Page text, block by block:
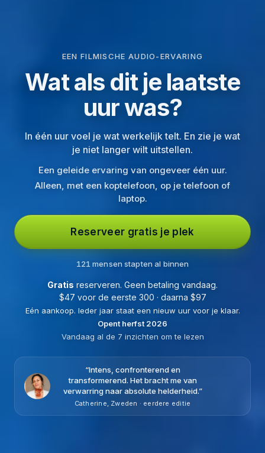
EEN FILMISCHE AUDIO-ERVARING
Wat als dit je laatste
uur was?
In één uur voel je wat werkelijk telt. En zie je wat
je niet langer wilt uitstellen.
Een geleide ervaring van ongeveer één uur.
Alleen, met een koptelefoon, op je telefoon of
laptop.
Reserveer gratis je plek
121 mensen stapten al binnen
Gratis reserveren. Geen betaling vandaag.
$47 voor de eerste 300 · daarna $97
Eén aankoop. Ieder jaar staat een nieuw uur voor je klaar.
Opent herfst 2026
Vandaag al de 7 inzichten om te lezen
“Intens, confronterend en
transformerend. Het bracht me van
verwarring naar absolute helderheid.”
Catherine, Zweden · eerdere editie